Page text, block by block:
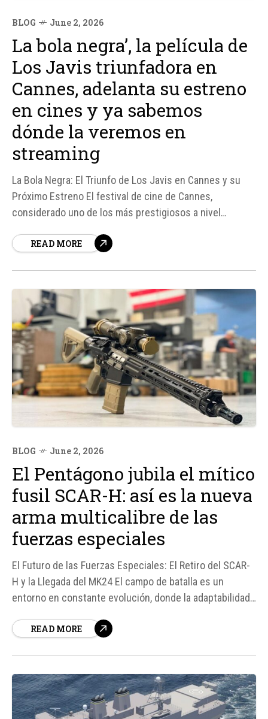
BLOG June 2, 2026
La bola negra’, la película de
Los Javis triunfadora en
Cannes, adelanta su estreno
en cines y ya sabemos
dónde la veremos en
streaming
La Bola Negra: El Triunfo de Los Javis en Cannes y su
Próximo Estreno El festival de cine de Cannes,
considerado uno de los más prestigiosos a nivel
edición, gracias en parte al éxito de La bola negra, la
READ MORE
BLOG June 2, 2026
El Pentágono jubila el mítico
fusil SCAR-H: así es la nueva
arma multicalibre de las
fuerzas especiales
El Futuro de las Fuerzas Especiales: El Retiro del SCAR-
H y la Llegada del MK24 El campo de batalla es un
entorno en constante evolución, donde la adaptabilidad
Operaciones Especiales de Estados Unidos ha dado un
READ MORE